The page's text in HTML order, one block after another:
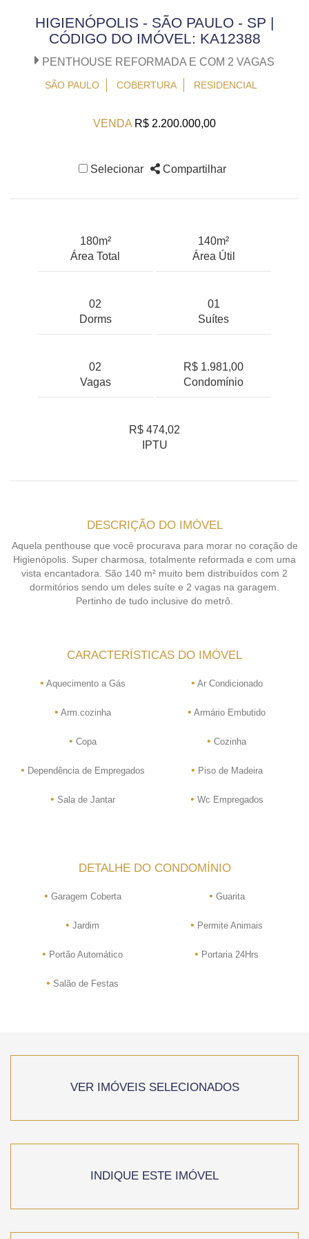
HIGIENÓPOLIS - SÃO PAULO - SP |
CÓDIGO DO IMÓVEL: KA12388
PENTHOUSE REFORMADA E COM 2 VAGAS
SÃO PAULO COBERTURA RESIDENCIAL
VENDA R$ 2.200.000,00
Selecionar Compartilhar
180m²
Área Total
140m²
Área Útil
02
Dorms
01
Suítes
02
Vagas
R$ 1.981,00
Condomínio
R$ 474,02
IPTU
DESCRIÇÃO DO IMÓVEL
Aquela penthouse que você procurava para morar no coração de
Higienópolis. Super charmosa, totalmente reformada e com uma
vista encantadora. São 140 m² muito bem distribuídos com 2
dormitórios sendo um deles suíte e 2 vagas na garagem.
Pertinho de tudo inclusive do metrô.
CARACTERÍSTICAS DO IMÓVEL
• Aquecimento a Gás • Ar Condicionado
• Arm.cozinha • Armário Embutido
• Copa • Cozinha
• Dependência de Empregados • Piso de Madeira
• Sala de Jantar • Wc Empregados
DETALHE DO CONDOMÍNIO
• Garagem Coberta • Guarita
• Jardim • Permite Animais
• Portão Automático • Portaria 24Hrs
• Salão de Festas
VER IMÓVEIS SELECIONADOS
INDIQUE ESTE IMÓVEL